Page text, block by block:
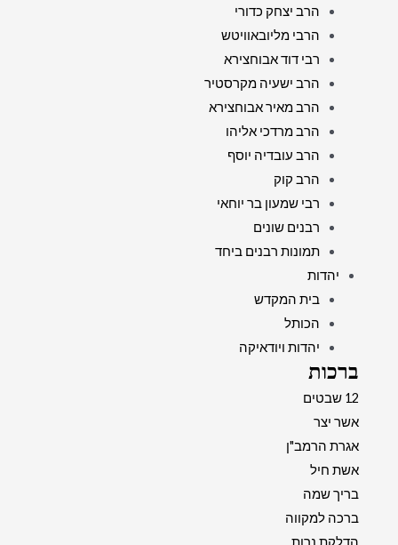
הרב יצחק כדורי
הרבי מליובאוויטש
רבי דוד אבוחצירא
הרב ישעיה מקרסטיר
הרב מאיר אבוחצירא
הרב מרדכי אליהו
הרב עובדיה יוסף
הרב קוק
רבי שמעון בר יוחאי
רבנים שונים
תמונות רבנים ביחד
יהדות
בית המקדש
הכותל
יהדות ויודאיקה
ברכות
12 שבטים
אשר יצר
אגרת הרמב"ן
אשת חיל
בריך שמה
ברכה למקווה